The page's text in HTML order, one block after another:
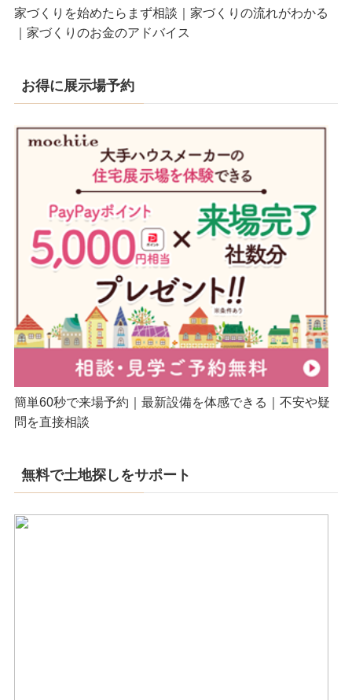
家づくりを始めたらまず相談｜家づくりの流れがわかる
｜家づくりのお金のアドバイス
お得に展示場予約
簡単60秒で来場予約｜最新設備を体感できる｜不安や疑
問を直接相談
無料で土地探しをサポート